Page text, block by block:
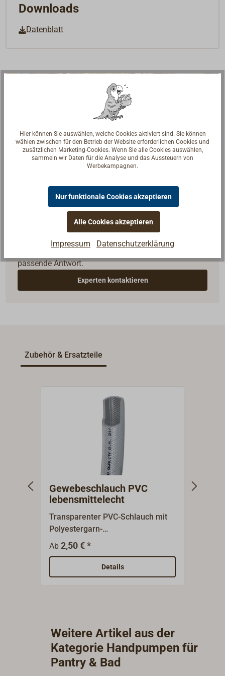
Downloads
Datenblatt
Fragen zum Artikel?
Reden Sie mit Handwerkern, Bootsbauern und
Seglerinnen. Wir verstehen Ihre Fragen und geben die
passende Antwort.
Experten kontaktieren
Zubehör & Ersatzteile
Gewebeschlauch PVC
lebensmittelecht
Transparenter PVC-Schlauch mit
Polyestergarn-
Kreuzgewebeeinlage.
Lebensmittelecht, beständig
gegen Chemikalien und Öl.
Temperaturbeständig von -5° bis
Ab2,50 € *
Details
Weitere Artikel aus der
Kategorie Handpumpen für
Pantry & Bad
Hier können Sie auswählen, welche Cookies aktiviert sind. Sie können
wählen zwischen für den Betrieb der Website erforderlichen Cookies und
zusätzlichen Marketing-Cookies. Wenn Sie alle Cookies auswählen,
sammeln wir Daten für die Analyse und das Aussteuern von
Werbekampagnen.
Nur funktionale Cookies akzeptieren
Alle Cookies akzeptieren
Impressum Datenschutzerklärung